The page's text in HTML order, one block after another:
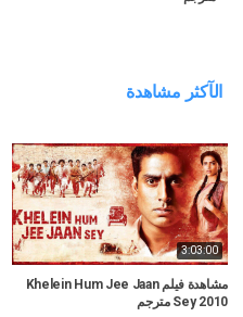
الآكثر مشاهدة
3:03:00
مشاهدة فيلم Khelein Hum Jee Jaan
Sey 2010 مترجم